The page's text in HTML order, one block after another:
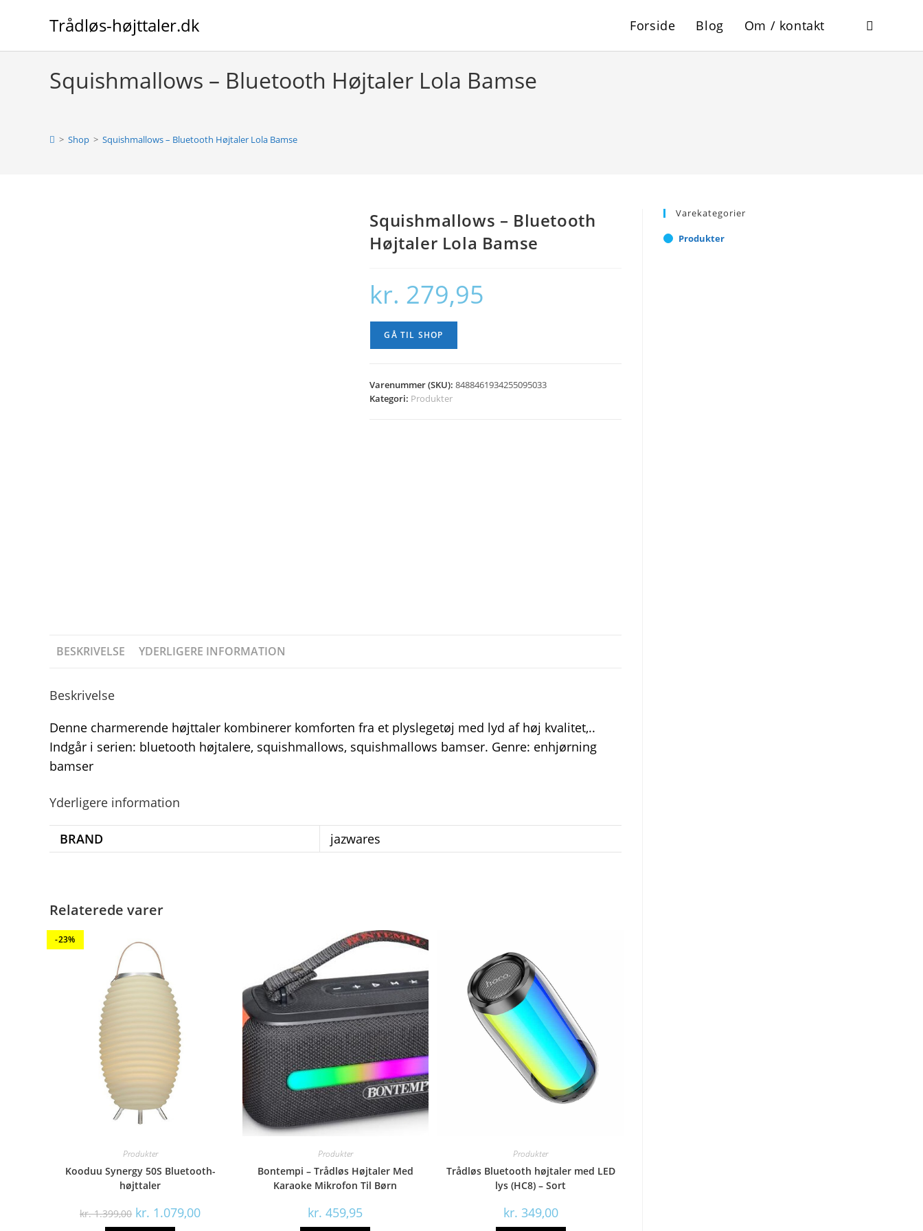
Trådløs-højttaler.dk Forside Blog Om / kontakt Toggle
Squishmallows – Bluetooth Højtaler Lola Bamse
> Shop > Squishmallows – Bluetooth Højtaler Lola Bamse
Squishmallows – Bluetooth
Højtaler Lola Bamse
kr. 279,95
GÅ TIL SHOP
Varenummer (SKU):8488461934255095033
Kategori: Produkter
BESKRIVELSE YDERLIGERE INFORMATION
Beskrivelse
Denne charmerende højttaler kombinerer komforten fra et plyslegetøj med lyd af høj kvalitet,..
Indgår i serien: bluetooth højtalere, squishmallows, squishmallows bamser. Genre: enhjørning
bamser
Yderligere information
BRAND jazwares
Relaterede varer
-23%
Produkter
Kooduu Synergy 50S Bluetooth-
højttaler
kr.1.399,00 Den
oprindelige
kr. 1.079,00Den
Produkter
Bontempi – Trådløs Højtaler Med
Karaoke Mikrofon Til Børn
kr. 459,95
Produkter
Trådløs Bluetooth højtaler med LED
lys (HC8) – Sort
kr. 349,00
Varekategorier
Produkter